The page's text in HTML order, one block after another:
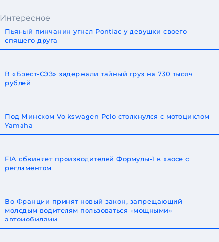
Интересное
Пьяный пинчанин угнал Pontiac у девушки своего
спящего друга
В «Брест-СЭЗ» задержали тайный груз на 730 тысяч
рублей
Под Минском Volkswagen Polo столкнулся с мотоциклом
Yamaha
FIA обвиняет производителей Формулы-1 в хаосе с
регламентом
Во Франции принят новый закон, запрещающий
молодым водителям пользоваться «мощными»
автомобилями